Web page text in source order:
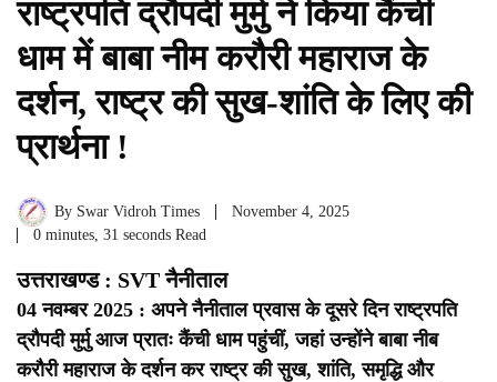
राष्ट्रपति द्रौपदी मुर्मु ने किया कैंची
धाम में बाबा नीम करौरी महाराज के
दर्शन, राष्ट्र की सुख-शांति के लिए की
प्रार्थना !
By Swar Vidroh Times
November 4, 2025
0 minutes, 31 seconds Read
उत्तराखण्ड : SVT नैनीताल
04 नवम्बर 2025 : अपने नैनीताल प्रवास के दूसरे दिन राष्ट्रपति
द्रौपदी मुर्मु आज प्रातः कैंची धाम पहुंचीं, जहां उन्होंने बाबा नीब
करौरी महाराज के दर्शन कर राष्ट्र की सुख, शांति, समृद्धि और